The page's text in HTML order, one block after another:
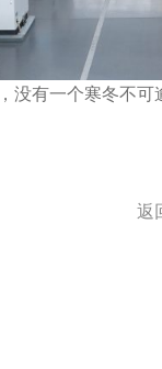
没有一个寒冬不
返